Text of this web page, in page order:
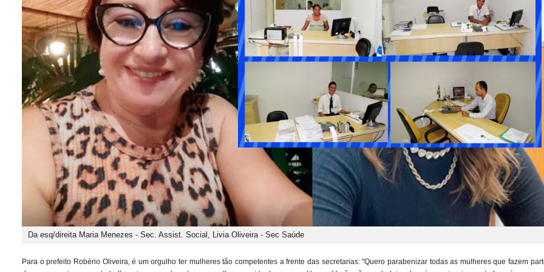
Da esq/direita Maria Menezes - Sec. Assist. Social, Livia Oliveira - Sec Saúde
Para o prefeito Robério Oliveira, é um orgulho ter mulheres tão competentes a frente das secretarias: "Quero parabenizar todas as mulheres que fazem